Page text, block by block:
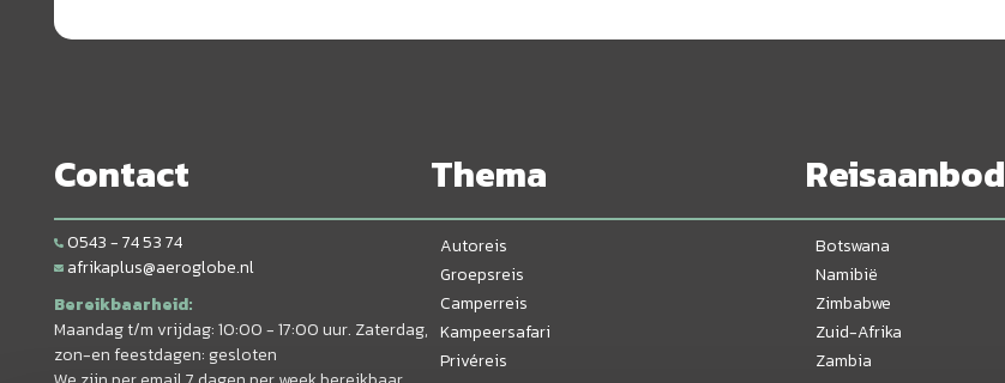
Contact
0543 - 74 53 74
afrikaplus@aeroglobe.nl
Bereikbaarheid:
Maandag t/m vrijdag: 10:00 - 17:00 uur. Zaterdag,
zon-en feestdagen: gesloten
Thema
Autoreis
Groepsreis
Camperreis
Kampeersafari
Privéreis
Reisaanbod
Botswana
Namibië
Zimbabwe
Zuid-Afrika
Zambia